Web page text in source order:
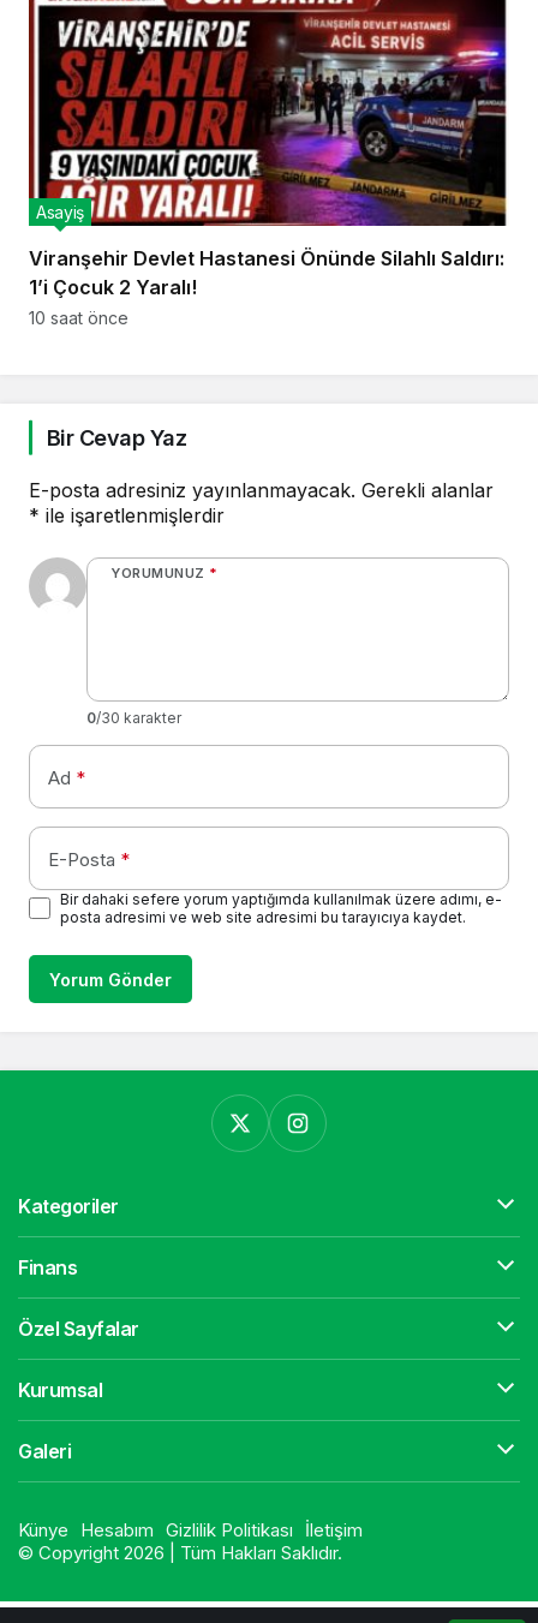
Viranşehir Devlet Hastanesi Önünde Silahlı Saldırı:
1’i Çocuk 2 Yaralı!
Asayiş
10 saat önce
Bir Cevap Yaz
E-posta adresiniz yayınlanmayacak. Gerekli alanlar
* ile işaretlenmişlerdir
YORUMUNUZ *
0/30 karakter
Ad *
E-Posta *
Bir dahaki sefere yorum yaptığımda kullanılmak üzere adımı, e-
posta adresimi ve web site adresimi bu tarayıcıya kaydet.
Yorum Gönder
Kategoriler
Finans
Özel Sayfalar
Kurumsal
Galeri
Künye Hesabım Gizlilik Politikası
İletişim
© Copyright 2026 | Tüm Hakları Saklıdır.